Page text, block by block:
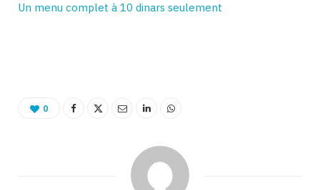
Un menu complet à 10 dinars seulement
0